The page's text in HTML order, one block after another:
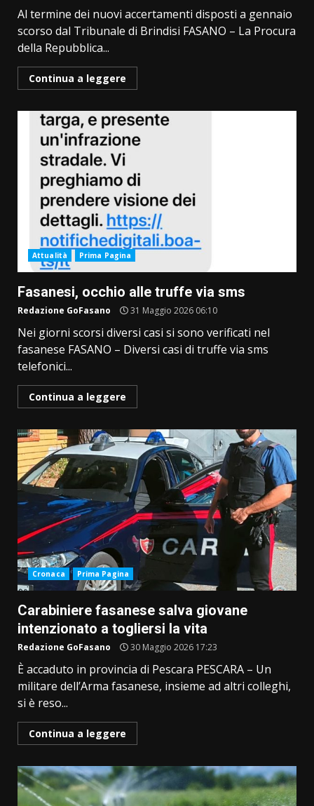
Al termine dei nuovi accertamenti disposti a gennaio
scorso dal Tribunale di Brindisi FASANO – La Procura
della Repubblica...
Continua a leggere
Attualità Prima Pagina
Fasanesi, occhio alle truffe via sms
Redazione GoFasano 31 Maggio 2026 06:10
Nei giorni scorsi diversi casi si sono verificati nel
fasanese FASANO – Diversi casi di truffe via sms
telefonici...
Continua a leggere
Cronaca Prima Pagina
Carabiniere fasanese salva giovane
intenzionato a togliersi la vita
Redazione GoFasano 30 Maggio 2026 17:23
È accaduto in provincia di Pescara PESCARA – Un
militare dell’Arma fasanese, insieme ad altri colleghi,
si è reso...
Continua a leggere